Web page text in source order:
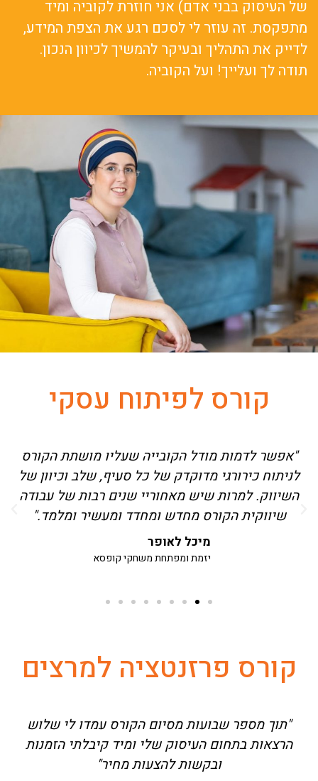
של העיסוק בבני אדם) אני חוזרת לקוביה ומיד
מתפקסת. זה עוזר לי לסכם רגע את הצפת המידע,
לדייק את התהליך ובעיקר להמשיך לכיוון הנכון.
תודה לך ועלייך! ועל הקוביה.
קורס לפיתוח עסקי
"אפשר לדמות מודל הקובייה שעליו מושתת הקורס
לניתוח כירורגי מדוקדק של כל סעיף, שלב וכיוון של
השיווק. למרות שיש מאחוריי שנים רבות של עבודה
שיווקית הקורס מחדש ומחדד ומעשיר ומלמד."
מיכל לאופר
יזמת ומפתחת משחקי קופסא
קורס פרזנטציה למרצים
"תוך מספר שבועות מסיום הקורס עמדו לי שלוש
הרצאות בתחום העיסוק שלי ומיד קיבלתי הזמנות
ובקשות להצעות מחיר"